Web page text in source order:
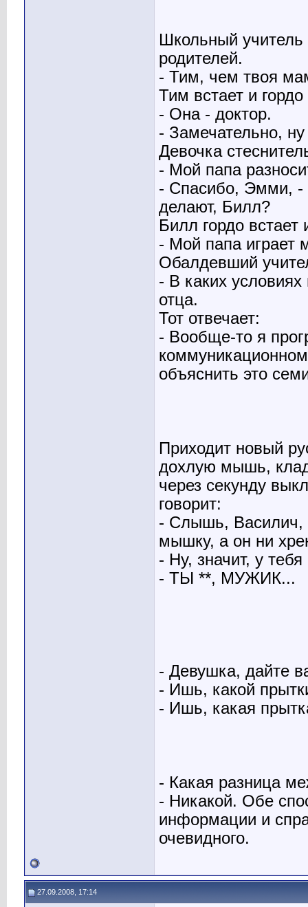
Школьный
родителей.
- Тим, чем твоя
Тим встает и гордо
- Она - доктор.
- Замечательно,
Девочка
- Мой папа
- Спасибо, Эмми, -
делают, Билл?
Билл гордо встает
- Мой папа играет
Обалдевший
- В каких
отца.
Тот отвечает:
- Вообще-то я
объяснить это
Приходит новый
дохлую мышь,
через секунду
говорит:
- Слышь, Василич,
мышку, а он ни
- Ну, значит, у
- ТЫ **, МУЖИК...
- Девушка, дайте
- Ишь, какой
- Ишь, какая
- Какая разница
- Никакой. Обе
информации и
очевидного.
27.09.2008, 17:14